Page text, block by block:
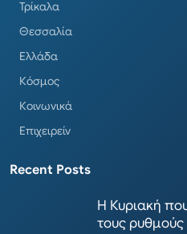
Τρίκαλα
Θεσσαλία
Ελλάδα
Κόσμος
Κοινωνικά
Επιχειρείν
Recent Posts
Η Κυριακή
τους ρυθμούς